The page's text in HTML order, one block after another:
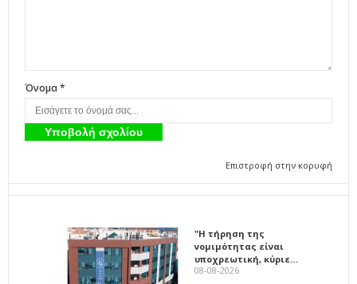
Όνομα *
Επιστροφή στην κορυφή
"Η τήρηση της
νομιμότητας είναι
υποχρεωτική, κύριε…
08-08-2026